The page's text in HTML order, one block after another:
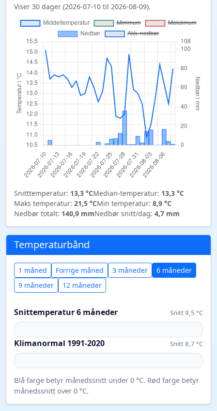
Viser 30 dager (2026-07-10 til 2026-08-09).
Snitttemperatur: 13,3 °CMedian-temperatur: 13,3 °C
Maks temperatur: 21,5 °CMin temperatur: 8,9 °C
Nedbør totalt: 140,9 mmNedbør snitt/dag: 4,7 mm
Temperaturbånd
1 måned Forrige måned 3 måneder
6 måneder
9 måneder
12 måneder
Snittemperatur 6 måneder Snitt 9,5 °C
Klimanormal 1991-2020 Snitt 8,7 °C
Blå farge betyr månedssnitt under 0 °C. Rød farge betyr
månedssnitt over 0 °C.